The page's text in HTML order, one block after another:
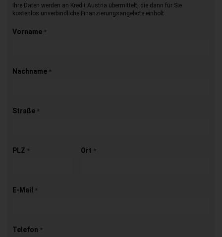
Ihre Daten werden an Kredit Austria übermittelt, die dann für Sie
kostenlos unverbindliche Finanzierungsangebote einholt
Vorname *
Nachname *
Straße *
PLZ * Ort *
E-Mail *
Telefon *